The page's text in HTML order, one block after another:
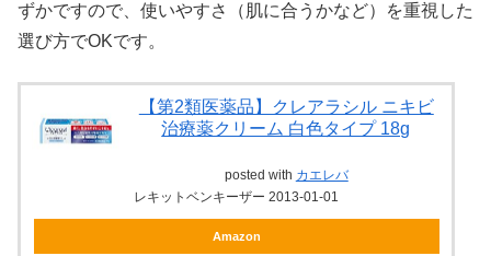
ずかですので、使いやすさ（肌に合うかなど）を重視した
選び方でOKです。
【第2類医薬品】クレアラシル ニキビ
治療薬クリーム 白色タイプ 18g
posted with カエレバ
レキットベンキーザー 2013-01-01
Amazon